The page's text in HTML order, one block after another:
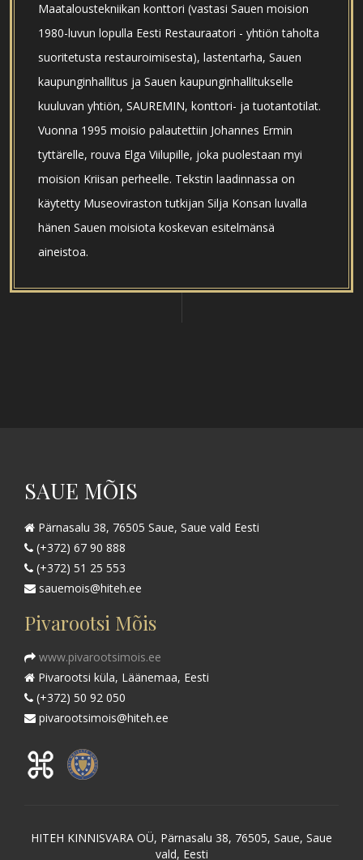
Maataloustekniikan konttori (vastasi Sauen moision
1980-luvun lopulla Eesti Restauraatori - yhtiön taholta
suoritetusta restauroimisesta), lastentarha, Sauen
kaupunginhallitus ja Sauen kaupunginhallitukselle
kuuluvan yhtiön, SAUREMIN, konttori- ja tuotantotilat.
Vuonna 1995 moisio palautettiin Johannes Ermin
tyttärelle, rouva Elga Viilupille, joka puolestaan myi
moision Kriisan perheelle. Tekstin laadinnassa on
käytetty Museoviraston tutkijan Silja Konsan luvalla
hänen Sauen moisiota koskevan esitelmänsä
aineistoa.
SAUE MÕIS
Pärnasalu 38, 76505 Saue, Saue vald Eesti
(+372) 67 90 888
(+372) 51 25 553
sauemois@hiteh.ee
Pivarootsi Mõis
www.pivarootsimois.ee
Pivarootsi küla, Läänemaa, Eesti
(+372) 50 92 050
pivarootsimois@hiteh.ee
HITEH KINNISVARA OÜ, Pärnasalu 38, 76505, Saue, Saue
vald, Eesti